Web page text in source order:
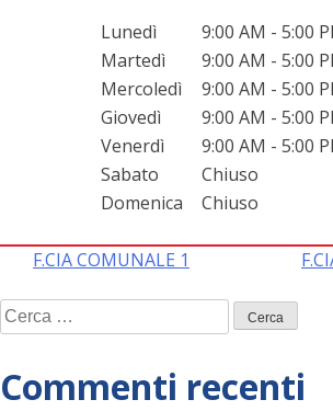
Lunedì
9:00 AM - 5:00
Martedì
9:00 AM - 5:00
Mercoledì
9:00 AM - 5:00
Giovedì
9:00 AM - 5:00
Venerdì
9:00 AM - 5:00
Sabato
Chiuso
Domenica
Chiuso
Navigazione
articoli
F.CIA COMUNALE 1
Ricerca
per:
Commenti recenti